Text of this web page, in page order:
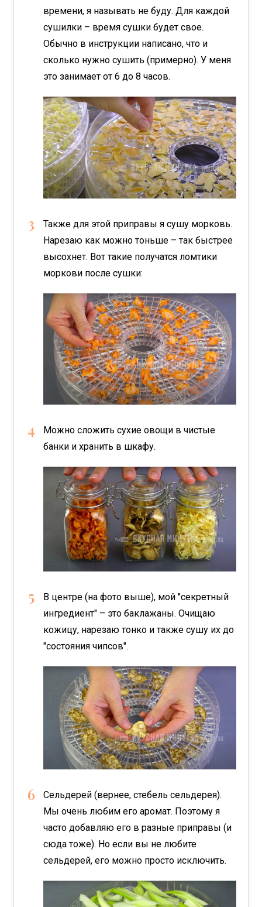
времени, я называть не буду. Для каждой
сушилки – время сушки будет свое.
Обычно в инструкции написано, что и
сколько нужно сушить (примерно). У меня
это занимает от 6 до 8 часов.
Также для этой приправы я сушу морковь.
Нарезаю как можно тоньше – так быстрее
высохнет. Вот такие получатся ломтики
моркови после сушки:
Можно сложить сухие овощи в чистые
банки и хранить в шкафу.
В центре (на фото выше), мой "секретный
ингредиент" – это баклажаны. Очищаю
кожицу, нарезаю тонко и также сушу их до
"состояния чипсов".
Сельдерей (вернее, стебель сельдерея).
Мы очень любим его аромат. Поэтому я
часто добавляю его в разные приправы (и
сюда тоже). Но если вы не любите
сельдерей, его можно просто исключить.